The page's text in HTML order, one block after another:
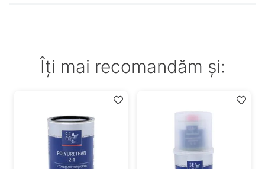
Îți mai recomandăm și: